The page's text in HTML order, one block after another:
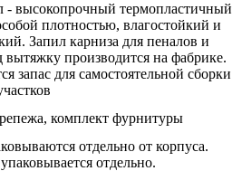
- высокопрочный термопластичный
плотностью, влагостойкий и
Запил карниза для пеналов и
вытяжку производится на фабрике.
запас для самостоятельной сборки
комплект фурнитуры
отдельно от корпуса.
отдельно.